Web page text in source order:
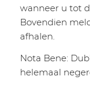
wanneer u tot
Bovendien
afhalen.
Nota Bene:
helemaal